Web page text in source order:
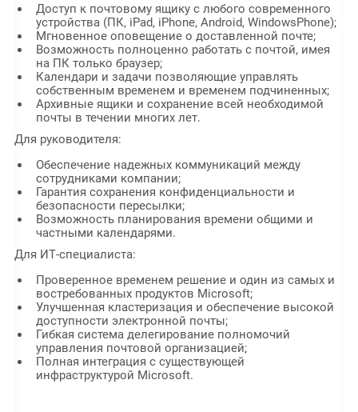
Доступ к почтовому ящику с любого современного
устройства (ПК, iPad, iPhone, Android, WindowsPhone);
Мгновенное оповещение о доставленной почте;
Возможность полноценно работать с почтой, имея
на ПК только браузер;
Календари и задачи позволяющие управлять
собственным временем и временем подчиненных;
Архивные ящики и сохранение всей необходимой
почты в течении многих лет.
Для руководителя:
Обеспечение надежных коммуникаций между
сотрудниками компании;
Гарантия сохранения конфиденциальности и
безопасности пересылки;
Возможность планирования времени общими и
частными календарями.
Для ИТ-специалиста:
Проверенное временем решение и один из самых и
востребованных продуктов Microsoft;
Улучшенная кластеризация и обеспечение высокой
доступности электронной почты;
Гибкая система делегирование полномочий
управления почтовой организацией;
Полная интеграция с существующей
инфраструктурой Microsoft.